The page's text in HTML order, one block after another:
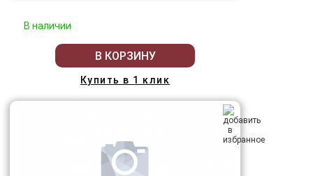
В наличии
В КОРЗИНУ
Купить в 1 клик